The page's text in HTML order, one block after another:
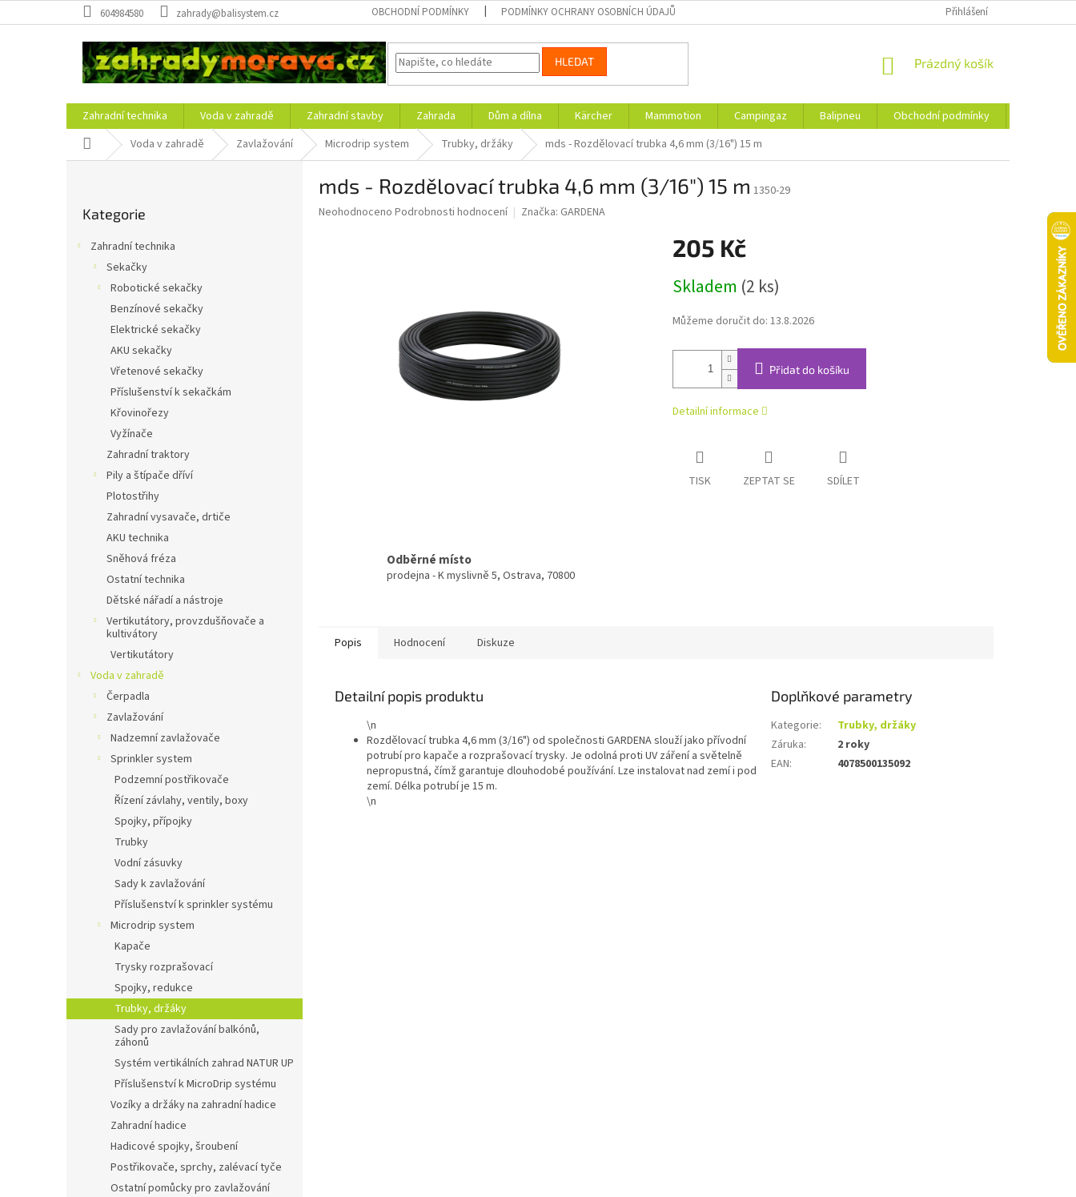
na
604984580 zahrady@balisystem.cz OBCHODNÍ PODMÍNKY PODMÍNKY OCHRANY OSOBNÍCH ÚDAJŮ Přihlášení
HLEDAT
NÁKUPNÍ
Prázdný košík
Zahradní technika Voda v zahradě Zahradní stavby Zahrada Dům a dílna Kärcher Mammotion Campingaz Balipneu Obchodní podmínky
Domů Voda v zahradě Zavlažování Microdrip system Trubky, držáky mds - Rozdělovací trubka 4,6 mm (3/16") 15 m
kategorie
Kategorie
Zahradní technika
Sekačky
Robotické sekačky
Benzínové sekačky
Elektrické sekačky
AKU sekačky
Vřetenové sekačky
Příslušenství k sekačkám
Křovinořezy
Vyžínače
Zahradní traktory
Pily a štípače dříví
Plotostřihy
Zahradní vysavače, drtiče
AKU technika
Sněhová fréza
Ostatní technika
Dětské nářadí a nástroje
Vertikutátory, provzdušňovače a
kultivátory
Vertikutátory
Voda v zahradě
Čerpadla
Zavlažování
Nadzemní zavlažovače
Sprinkler system
Podzemní postřikovače
Řízení závlahy, ventily, boxy
Spojky, přípojky
Trubky
Vodní zásuvky
Sady k zavlažování
Příslušenství k sprinkler systému
Microdrip system
Kapače
Trysky rozprašovací
Spojky, redukce
Trubky, držáky
Sady pro zavlažování balkónů,
záhonů
Systém vertikálních zahrad NATUR UP
Příslušenství k MicroDrip systému
Vozíky a držáky na zahradní hadice
Zahradní hadice
Hadicové spojky, šroubení
Postřikovače, sprchy, zalévací tyče
Ostatní pomůcky pro zavlažování
mds - Rozdělovací trubka 4,6 mm (3/16") 15 m 1350-29
Průměrné
Neohodnoceno Podrobnosti hodnocení Značka: GARDENA
205 Kč
cena:
Skladem (2 ks)
Můžeme doručit do: 13.8.2026
Přidat do košíku
Detailní informace
TISK ZEPTAT SE SDÍLET
Odběrné místo
prodejna - K myslivně 5, Ostrava, 70800
Popis Hodnocení Diskuze
Detailní popis produktu
\n
Rozdělovací trubka 4,6 mm (3/16") od společnosti GARDENA slouží jako přívodní
potrubí pro kapače a rozprašovací trysky. Je odolná proti UV záření a světelně
nepropustná, čímž garantuje dlouhodobé používání. Lze instalovat nad zemí i pod
zemí. Délka potrubí je 15 m.
\n
Doplňkové parametry
Kategorie:
Trubky, držáky
Záruka:
2 roky
EAN: 4078500135092